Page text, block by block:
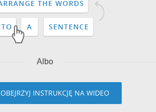
Albo
OBEJRZYJ INSTRUKCJĘ NA WIDEO